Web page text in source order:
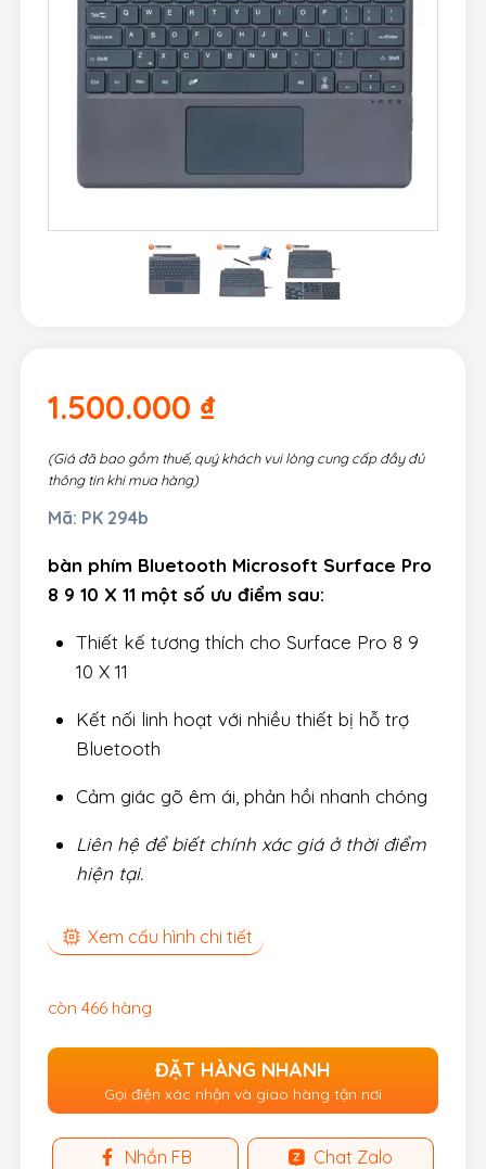
1.500.000 ₫
(Giá đã bao gồm thuế, quý khách vui lòng cung cấp đầy đủ
thông tin khi mua hàng)
Mã: PK 294b
bàn phím Bluetooth Microsoft Surface Pro
8 9 10 X 11 một số ưu điểm sau:
Thiết kế tương thích cho Surface Pro 8 9
10 X 11
Kết nối linh hoạt với nhiều thiết bị hỗ trợ
Bluetooth
Cảm giác gõ êm ái, phản hồi nhanh chóng
Liên hệ để biết chính xác giá ở thời điểm
hiện tại.
Xem cấu hình chi tiết
còn 466 hàng
ĐẶT HÀNG NHANH
Gọi điện xác nhận và giao hàng tận nơi
Nhắn FB Chat Zalo